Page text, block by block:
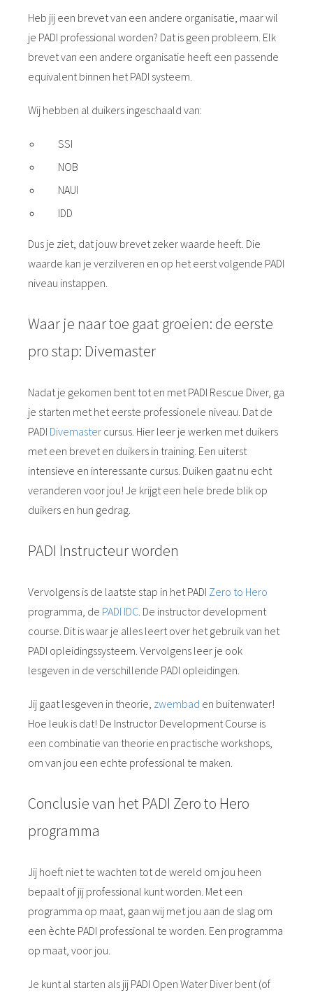
Heb jij een brevet van een andere organisatie, maar wil
je PADI professional worden? Dat is geen probleem. Elk
brevet van een andere organisatie heeft een passende
equivalent binnen het PADI systeem.
Wij hebben al duikers ingeschaald van:
SSI
NOB
NAUI
IDD
Dus je ziet, dat jouw brevet zeker waarde heeft. Die
waarde kan je verzilveren en op het eerst volgende PADI
niveau instappen.
Waar je naar toe gaat groeien: de eerste
pro stap: Divemaster
Nadat je gekomen bent tot en met PADI Rescue Diver, ga
je starten met het eerste professionele niveau. Dat de
PADI Divemaster cursus. Hier leer je werken met duikers
met een brevet en duikers in training. Een uiterst
intensieve en interessante cursus. Duiken gaat nu echt
veranderen voor jou! Je krijgt een hele brede blik op
duikers en hun gedrag.
PADI Instructeur worden
Vervolgens is de laatste stap in het PADI Zero to Hero
programma, de PADI IDC . De instructor development
course. Dit is waar je alles leert over het gebruik van het
PADI opleidingssysteem. Vervolgens leer je ook
lesgeven in de verschillende PADI opleidingen.
Jij gaat lesgeven in theorie, zwembad en buitenwater!
Hoe leuk is dat! De Instructor Development Course is
een combinatie van theorie en practische workshops,
om van jou een echte professional te maken.
Conclusie van het PADI Zero to Hero
programma
Jij hoeft niet te wachten tot de wereld om jou heen
bepaalt of jij professional kunt worden. Met een
programma op maat, gaan wij met jou aan de slag om
een èchte PADI professional te worden. Een programma
op maat, voor jou.
Je kunt al starten als jij PADI Open Water Diver bent (of